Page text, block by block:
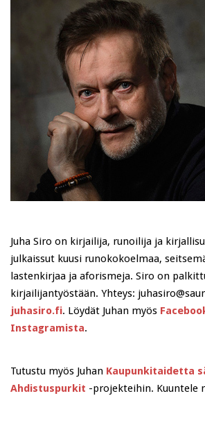
Juha Siro on kirjailija, runoilija ja
julkaissut kuusi runokokoelmaa,
lastenkirjaa ja aforismeja. Siro on
kirjailijantyöstään. Yhteys:
juhasiro.fi. Löydät Juhan myös
Instagramista.
Tutustu myös Juhan Kaupunkitaidetta
Ahdistuspurkit -projekteihin. Kuuntele